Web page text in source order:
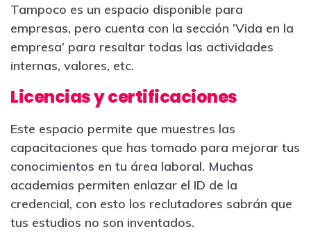
Tampoco es un espacio disponible para
empresas, pero cuenta con la sección ’Vida en la
empresa’ para resaltar todas las actividades
internas, valores, etc.
Licencias y certificaciones
Este espacio permite que muestres las
capacitaciones que has tomado para mejorar tus
conocimientos en tu área laboral. Muchas
academias permiten enlazar el ID de la
credencial, con esto los reclutadores sabrán que
tus estudios no son inventados.